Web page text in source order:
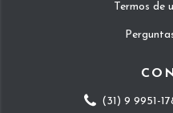
Termos de
(31) 9 9951-